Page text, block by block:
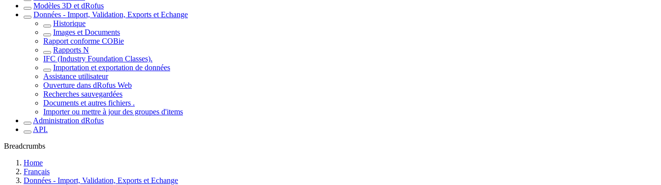
Modèles 3D et dRofus
Données - Import, Validation, Exports et Echange
Historique
Images et Documents
Rapport conforme COBie
Rapports N
IFC (Industry Foundation Classes).
Importation et exportation de données
Assistance utilisateur
Ouverture dans dRofus Web
Recherches sauvegardées
Documents et autres fichiers .
Importer ou mettre à jour des groupes d'items
Administration dRofus
API.
Breadcrumbs
Home
Français
Données - Import, Validation, Exports et Echange